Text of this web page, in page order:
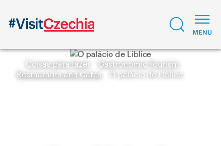
Coisas para fazer
Gastronomic Tourism
Restaurants and Cafes
O palácio de Liblice